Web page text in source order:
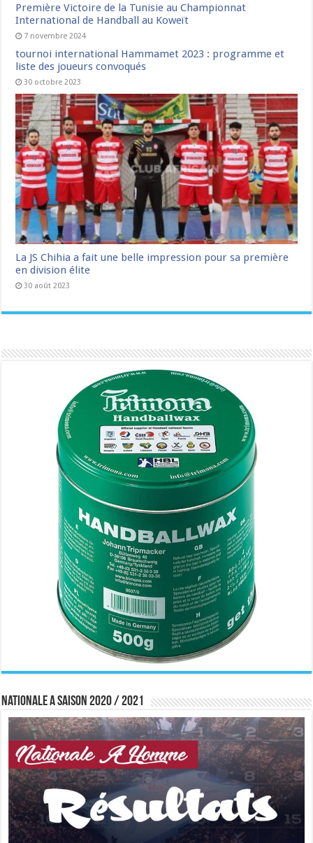
Première Victoire de la Tunisie au Championnat
International de Handball au Koweït
7 novembre 2024
tournoi international Hammamet 2023 : programme et
liste des joueurs convoqués
30 octobre 2023
La JS Chihia a fait une belle impression pour sa première
en division élite
30 août 2023
Nationale A saison 2020 / 2021